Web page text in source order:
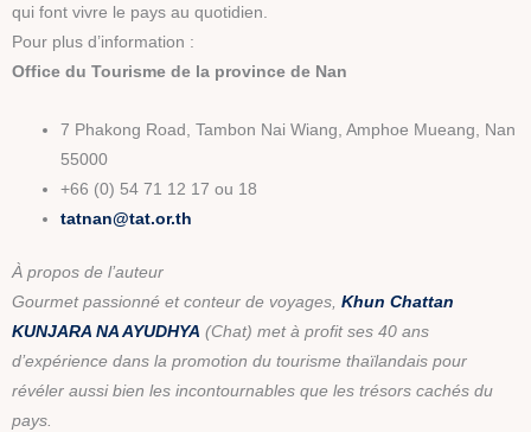
qui font vivre le pays au quotidien.
Pour plus d’information :
Office du Tourisme de la province de Nan
7 Phakong Road, Tambon Nai Wiang, Amphoe Mueang, Nan
55000
+66 (0) 54 71 12 17 ou 18
tatnan@tat.or.th
À propos de l’auteur
Gourmet passionné et conteur de voyages, Khun Chattan
KUNJARA NA AYUDHYA (Chat) met à profit ses 40 ans
d’expérience dans la promotion du tourisme thaïlandais pour
révéler aussi bien les incontournables que les trésors cachés du
pays.